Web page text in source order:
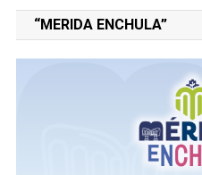
“MERIDA ENCHULA”